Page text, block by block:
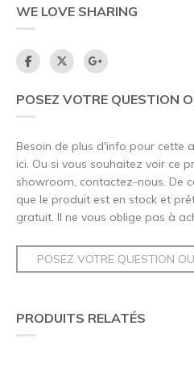
WE LOVE SHARING
POSEZ VOTRE QUESTION
Besoin de plus d'info pour cette
ici. Ou si vous souhaitez voir ce
showroom, contactez-nous. De
que le produit est en stock et
gratuit. Il ne vous oblige pas à
POSEZ VOTRE QUESTION
PRODUITS RELATÉS